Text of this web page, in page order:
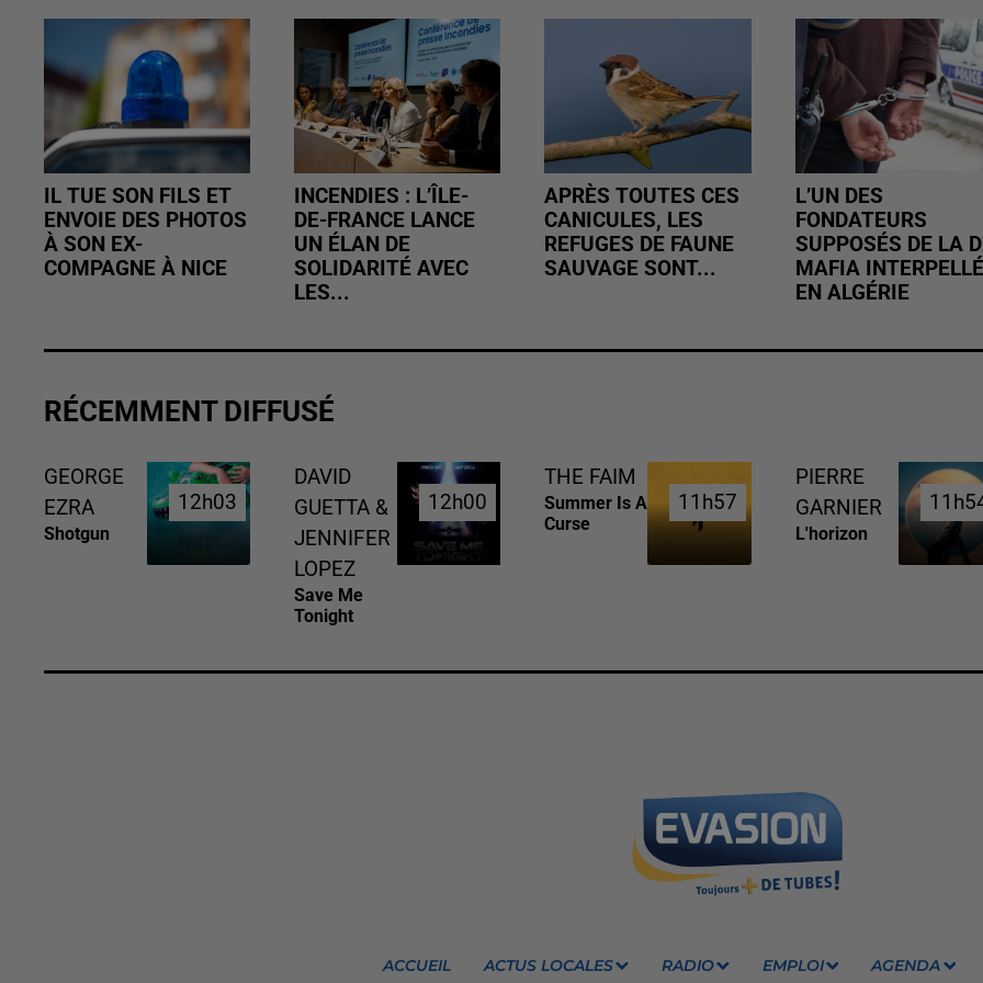
IL TUE SON FILS ET
ENVOIE DES PHOTOS
À SON EX-
COMPAGNE À NICE
INCENDIES : L’ÎLE-
DE-FRANCE LANCE
UN ÉLAN DE
SOLIDARITÉ AVEC
LES...
APRÈS TOUTES CES
CANICULES, LES
REFUGES DE FAUNE
SAUVAGE SONT...
L’UN DES
FONDATEURS
SUPPOSÉS DE LA
MAFIA INTERPELLÉ
EN ALGÉRIE
RÉCEMMENT DIFFUSÉ
GEORGE
EZRA
Shotgun
12h03
12h03
DAVID
GUETTA &
JENNIFER
LOPEZ
Save Me
Tonight
12h00
12h00
THE FAIM
Summer Is A
Curse
11h57
11h57
PIERRE
GARNIER
L'horizon
ACCUEIL ACTUS LOCALES RADIO EMPLOI AGENDA